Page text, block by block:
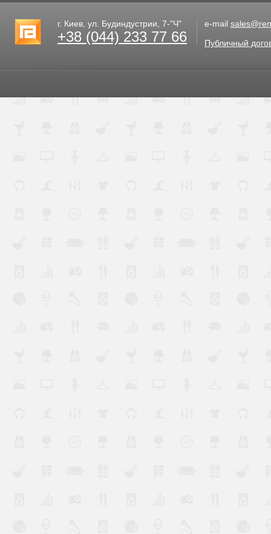
г. Киев, ул. Будиндустрии, 7-"Ч"
+38 (044) 233 77 66
e-mail
Публичный